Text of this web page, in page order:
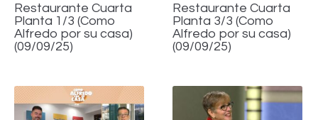
Restaurante Cuarta
Planta 1/3 (Como
Alfredo por su casa)
(09/09/25)
Restaurante Cuarta
Planta 3/3 (Como
Alfredo por su casa)
(09/09/25)